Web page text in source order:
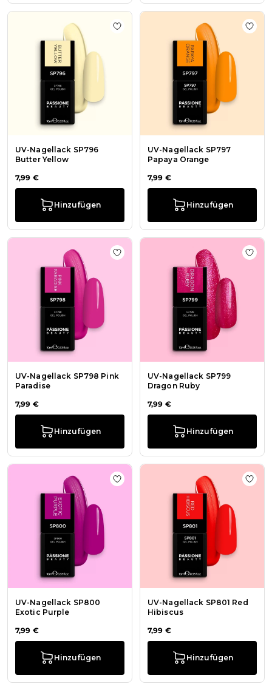
UV-Nagellack SP796
Butter Yellow
7,99 €
Hinzufügen
Zur Wunschliste hinzufügen UV-
UV-Nagellack SP797
Papaya Orange
7,99 €
Hinzufügen
Zur
UV-Nagellack SP798 Pink
Paradise
7,99 €
Hinzufügen
Zur Wunschliste hinzufügen UV-
UV-Nagellack SP799
Dragon Ruby
7,99 €
Hinzufügen
Zur
UV-Nagellack SP800
Exotic Purple
7,99 €
Hinzufügen
Zur Wunschliste hinzufügen UV-
UV-Nagellack SP801 Red
Hibiscus
7,99 €
Hinzufügen
Zur